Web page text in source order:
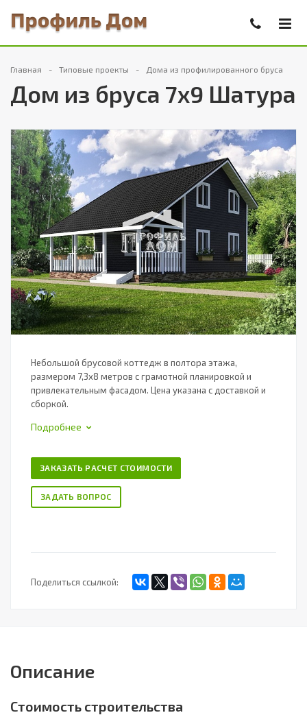
Главная Типовые проекты Дома из профилированного бруса
Дом из бруса 7х9 Шатура
Небольшой брусовой коттедж в полтора этажа,
размером 7,3х8 метров с грамотной планировкой и
привлекательным фасадом. Цена указана с доставкой и
сборкой.
Подробнее
ЗАКАЗАТЬ РАСЧЕТ СТОИМОСТИ
ЗАДАТЬ ВОПРОС
Поделиться ссылкой:
Описание
Стоимость строительства